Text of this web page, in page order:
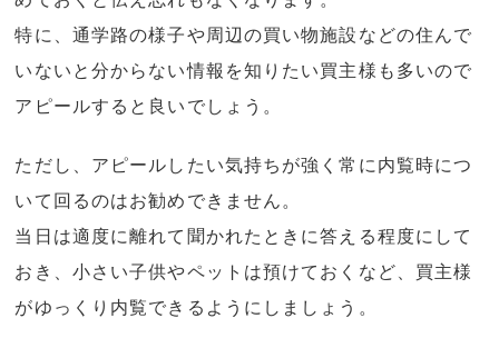
特に、通学路の様子や周辺の買い物施設などの住んで
いないと分からない情報を知りたい買主様も多いので
アピールすると良いでしょう。
ただし、アピールしたい気持ちが強く常に内覧時につ
いて回るのはお勧めできません。
当日は適度に離れて聞かれたときに答える程度にして
おき、小さい子供やペットは預けておくなど、買主様
がゆっくり内覧できるようにしましょう。